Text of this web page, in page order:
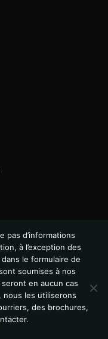
pas d’informations
à l’exception des
le formulaire de
soumises à nos
en aucun cas
nous les utiliserons
des brochures,